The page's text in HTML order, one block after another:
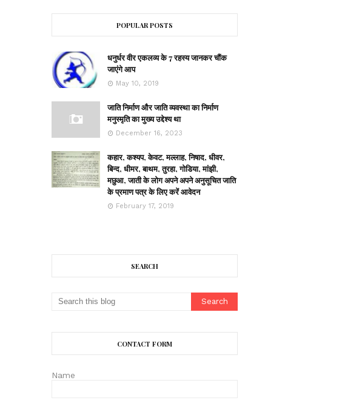
POPULAR POSTS
धनुर्धर वीर एकलव्य के 7 रहस्य जानकर चौंक
जाएंगे आप
May 10, 2019
जाति निर्माण और जाति व्यवस्था का निर्माण
मनुस्मृति का मुख्य उद्देश्य था
December 16, 2023
कहार, कश्यप, केवट, मल्लाह, निषाद, धीवर,
बिन्द, धीमर, बाथम, तुरहा, गोडिया, मांझी,
मछुआ, जाती के लोग अपने अपने अनुसूचित जाति
के प्रमाण पत्र के लिए करें आवेदन
February 17, 2019
SEARCH
CONTACT FORM
Name